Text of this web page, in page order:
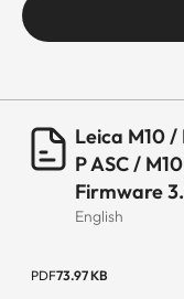
Leica M10
P ASC /
Firmware
English
PDF73.97 KB